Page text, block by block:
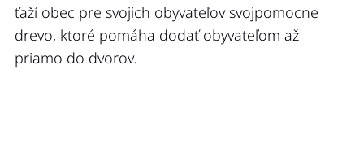
ťaží obec pre svojich obyvateľov svojpomocne
drevo, ktoré pomáha dodať obyvateľom až
priamo do dvorov.